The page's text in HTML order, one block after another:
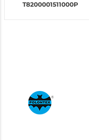
T8200001511000P